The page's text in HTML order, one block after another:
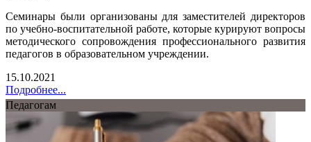
Семинары были организованы для заместителей директоров
по учебно-воспитательной работе, которые курируют вопросы
методического сопровождения профессионального развития
педагогов в образовательном учреждении.
15.10.2021
Подробнее...
Педагогам